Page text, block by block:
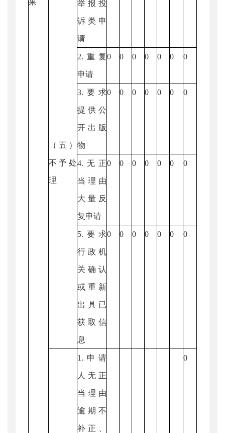
果
（五）
不予处
理
举报投
诉类申
请
2.重复
申请
0 0 0 0 0 0 0
3.要求
提供公
开出版
物
0 0 0 0 0 0 0
4.无正
当理由
大量反
复申请
0 0 0 0 0 0 0
5.要求
行政机
关确认
或重新
出具已
获取信
息
0 0 0 0 0 0 0
1.申请
人无正
当理由
逾期不
补正、
0